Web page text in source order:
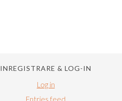
INREGISTRARE & LOG-IN
Log in
Entries feed